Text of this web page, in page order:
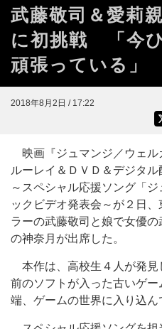
武藤敬司＆愛莉
に初挑戦 「今
頑張っている」
2018年8月2日 / 17:22
映画『ジュマンジ／ウェル
ルーレイ＆ＤＶＤ＆デジタ
～スペシャル応援ソング「
ックビデオ発表会～が２日
ラーの武藤敬司と娘で女優
の神奈月が出席した。
本作は、高校生４人が発見
前のソフトが入った古いゲ
端、ゲームの世界に入り込ん